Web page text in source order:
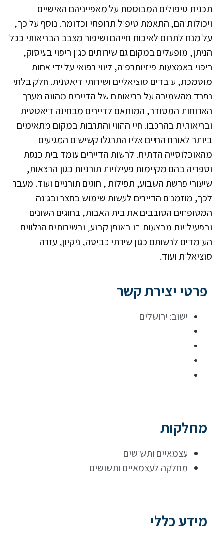
טיפולים המבוססת על מאפייניהם האישיים
התאמת טיפול תרופתי וכדומה. נוסף על כך,
מנת לתרום לאיכות חייהם ושיפור מצבם הבריאותי ככל
הניתן, מופעלים במקום גם שירותים כגון ריפוי בעיסוק,
באמצעות פיזיותרפיה, ליווי רפואי על ידי אחות
עובדים סוציאליים ושירותי דיאטנית. חלק בלתי
מהשמירה על בריאותם של הדיירים מהווה מערך
המסודר, המותאם לדיירים מבחינה דיאטטית
בהרכבו. חיי ההווי והתרבות במקום מתאימים
לאורח החיים אליו התרגלו קשישים המגיעים
הדתית. לרשות הדיירים עומד בית כנסת
בהם מקיימות פעילויות תורניות כגון הרצאות,
פרשת השבוע, תפילות , חוגים תורניים ועוד. מעבר
מוזמנים הדיירים לעשות שימוש בחצר ובגינה
הסובבים את בית האבות, בחוגים השונים
מבצעות בו באופן קבוע, ובשירותים הנלווים
לרשותם כגון שירתי כביסה, ניקיון, עזרה
ועוד.
פרטי יצירת קשר
ישוב:ירושלים
מחלקות
עצמאיים ותשושים
מחלקה לעצמאיים ותשושים
מידע כללי